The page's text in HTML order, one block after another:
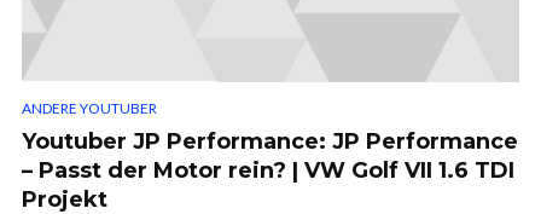
ANDERE YOUTUBER
Youtuber JP Performance: JP Performance
– Passt der Motor rein? | VW Golf VII 1.6 TDI
Projekt